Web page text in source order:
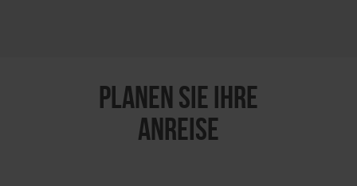
PLANEN SIE IHRE
ANREISE